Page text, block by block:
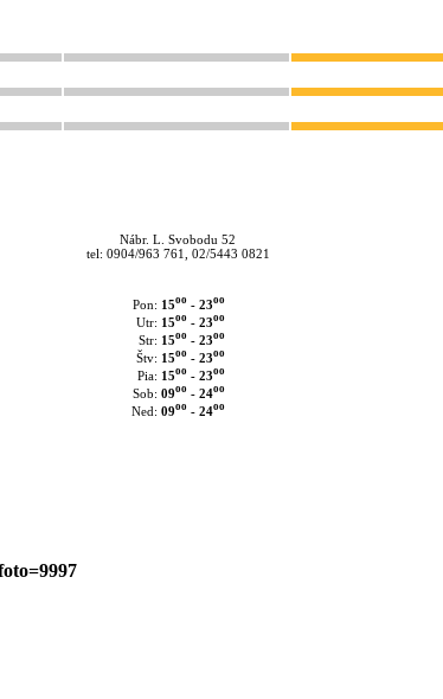
Nábr. L. Svobodu 52
tel: 0904/963 761, 02/5443 0821
Pon: 15oo- 23oo
Utr: 15oo- 23oo
Str: 15oo- 23oo
Štv: 15oo- 23oo
Pia: 15oo- 23oo
Sob: 09oo- 24oo
Ned: 09oo- 24oo